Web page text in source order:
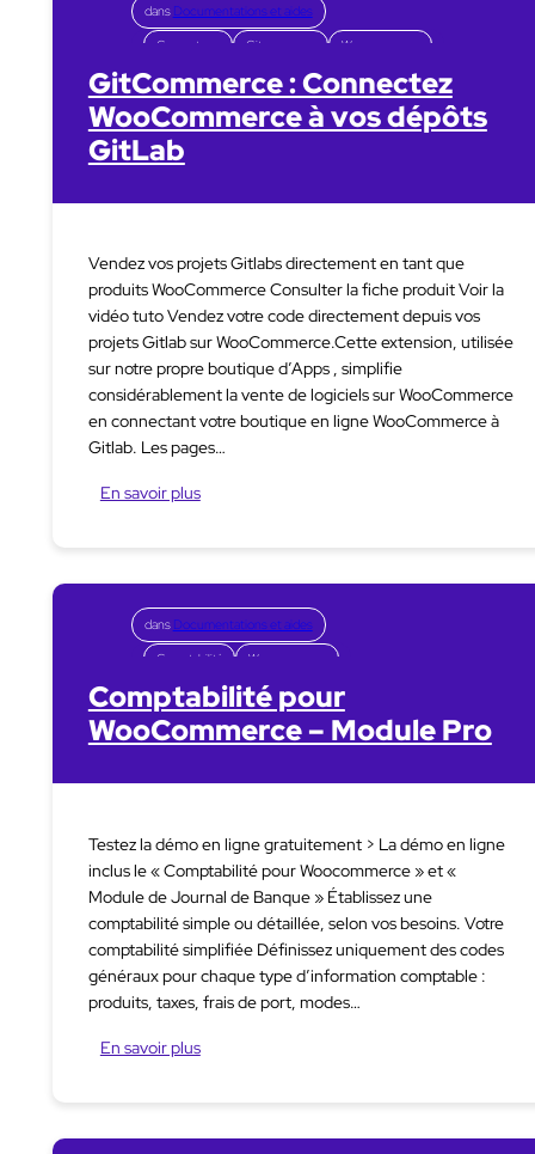
dans Documentations et aides
Connecteurs Gitcommerce Woocommerce
GitCommerce : Connectez
WooCommerce à vos dépôts
GitLab
Vendez vos projets Gitlabs directement en tant que
produits WooCommerce Consulter la fiche produit Voir la
vidéo tuto Vendez votre code directement depuis vos
projets Gitlab sur WooCommerce.Cette extension, utilisée
sur notre propre boutique d’Apps , simplifie
considérablement la vente de logiciels sur WooCommerce
en connectant votre boutique en ligne WooCommerce à
Gitlab. Les pages…
En savoir plus
dans Documentations et aides
Comptabilité Woocommerce
Comptabilité pour
WooCommerce – Module Pro
Testez la démo en ligne gratuitement > La démo en ligne
inclus le « Comptabilité pour Woocommerce » et «
Module de Journal de Banque » Établissez une
comptabilité simple ou détaillée, selon vos besoins. Votre
comptabilité simplifiée Définissez uniquement des codes
généraux pour chaque type d’information comptable :
produits, taxes, frais de port, modes…
En savoir plus